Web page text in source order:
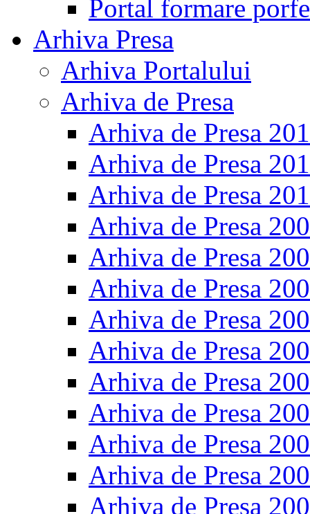
Portal formare
Arhiva Presa
Arhiva Portalului
Arhiva de Presa
Arhiva de Presa
Arhiva de Presa
Arhiva de Presa
Arhiva de Presa
Arhiva de Presa
Arhiva de Presa
Arhiva de Presa
Arhiva de Presa
Arhiva de Presa
Arhiva de Presa
Arhiva de Presa
Arhiva de Presa
Arhiva de Presa